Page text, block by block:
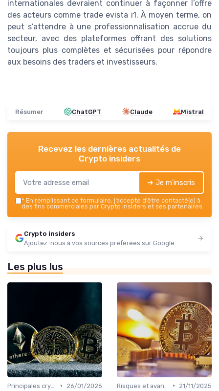
internationales devraient continuer à façonner l’offre
des acteurs comme trade evista i1. À moyen terme, on
peut s’attendre à une professionnalisation accrue du
secteur, avec des plateformes offrant des solutions
toujours plus complètes et sécurisées pour répondre
aux besoins des traders et investisseurs.
Résumer ChatGPT Claude Mistral
Recevez les dernières actualités de
Crypto insiders
➔ Je m'inscris
* En remplissant ce formulaire, j’accepte d’être contacté(e) à
des fins commerciales par Crypto insiders et ses partenaires.
Crypto insiders
Ajoutez-nous à vos sources préférées sur Google
Les plus lus
•
26/01/2026
•
21/11/2025